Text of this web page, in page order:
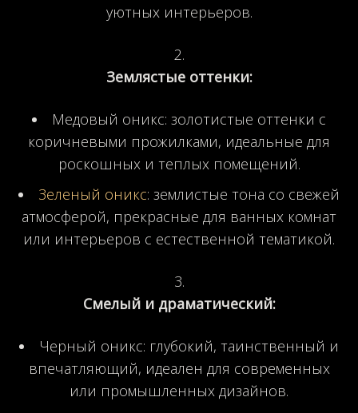
уютных интерьеров.
Землястые оттенки:
Медовый оникс: золотистые оттенки с
коричневыми прожилками, идеальные для
роскошных и теплых помещений.
Зеленый оникс: землистые тона со свежей
атмосферой, прекрасные для ванных комнат
или интерьеров с естественной тематикой.
Смелый и драматический:
Черный оникс: глубокий, таинственный и
впечатляющий, идеален для современных
или промышленных дизайнов.